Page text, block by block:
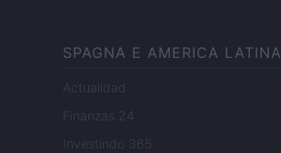
SPAGNA E AMERICA LATINA
Actualidad
Finanzas 24
Investindo 365